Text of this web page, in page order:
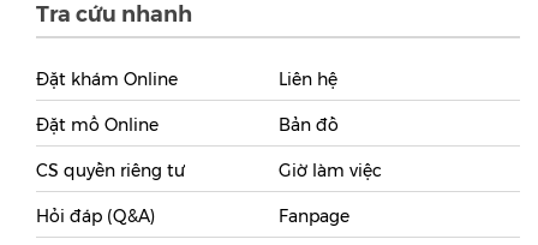
Tra cứu nhanh
Đặt khám Online
Đặt mổ Online
CS quyền riêng tư
Hỏi đáp (Q&A)
Liên hệ
Bản đồ
Giờ làm việc
Fanpage